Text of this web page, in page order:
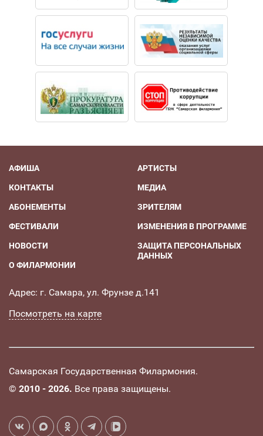
АФИША
КОНТАКТЫ
АБОНЕМЕНТЫ
ФЕСТИВАЛИ
НОВОСТИ
О ФИЛАРМОНИИ
АРТИСТЫ
МЕДИА
ЗРИТЕЛЯМ
ИЗМЕНЕНИЯ В ПРОГРАММЕ
ЗАЩИТА ПЕРСОНАЛЬНЫХ
ДАННЫХ
Адрес: г. Самара, ул. Фрунзе д.141
Посмотреть на карте
Самарская Государственная Филармония.
© 2010 - 2026. Все права защищены.